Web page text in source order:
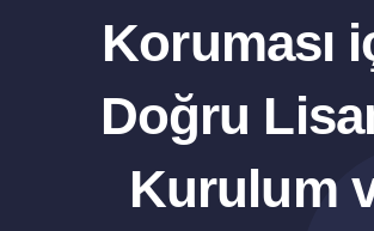
Koruması
Doğru
Kurulum